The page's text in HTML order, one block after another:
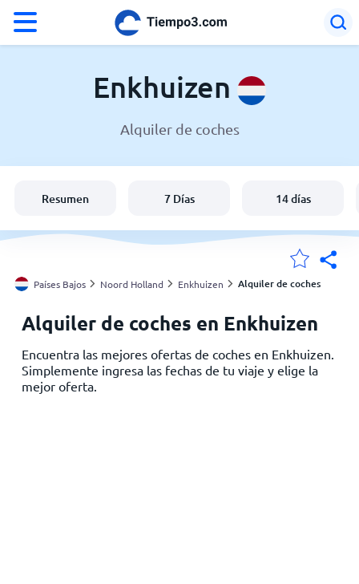
El clima en Enkhuizen
España
Argentina
Mis ubicaciones
Inicio
Enkhuizen
Alquiler de coches
Resumen 7 Días 14 días
Países Bajos Noord Holland Enkhuizen Alquiler de coches
Alquiler de coches en Enkhuizen
Encuentra las mejores ofertas de coches en Enkhuizen.
Simplemente ingresa las fechas de tu viaje y elige la
mejor oferta.